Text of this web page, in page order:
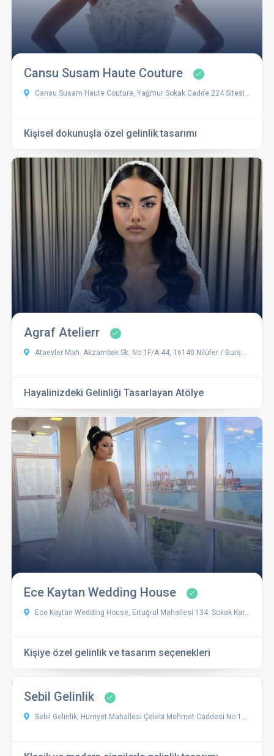
Cansu Susam Haute Couture
Cansu Susam Haute Couture, Yağmur Sokak Cadde 224 Sitesi 14EB, Fatih Sultan Mehmet Bulvarı, Nilüfer/Bursa, Türkiye
Kişisel dokunuşla özel gelinlik tasarımı
Agraf Atelierr
Ataevler Mah. Akzambak Sk. No:1F/A 44, 16140 Nilüfer / Bursa, Türkiye
Hayalinizdeki Gelinliği Tasarlayan Atölye
Ece Kaytan Wedding House
Ece Kaytan Wedding House, Ertuğrul Mahallesi 134. Sokak Karesuites Apartmanı No:37 Daire:27, 16270 Nilüfer/Bursa, Türkiye
Kişiye özel gelinlik ve tasarım seçenekleri
Sebil Gelinlik
Sebil Gelinlik, Hürriyet Mahallesi Çelebi Mehmet Caddesi No:124, 16040 Osmangazi/Bursa, Türkiye